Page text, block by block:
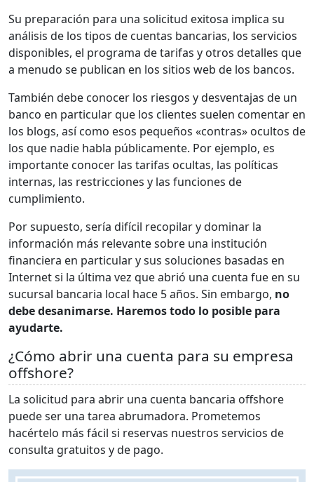
Su preparación para una solicitud exitosa implica su
análisis de los tipos de cuentas bancarias, los servicios
disponibles, el programa de tarifas y otros detalles que
a menudo se publican en los sitios web de los bancos.
También debe conocer los riesgos y desventajas de un
banco en particular que los clientes suelen comentar en
los blogs, así como esos pequeños «contras» ocultos de
los que nadie habla públicamente. Por ejemplo, es
importante conocer las tarifas ocultas, las políticas
internas, las restricciones y las funciones de
cumplimiento.
Por supuesto, sería difícil recopilar y dominar la
información más relevante sobre una institución
financiera en particular y sus soluciones basadas en
Internet si la última vez que abrió una cuenta fue en su
sucursal bancaria local hace 5 años. Sin embargo, no
debe desanimarse. Haremos todo lo posible para
ayudarte.
¿Cómo abrir una cuenta para su empresa
offshore?
La solicitud para abrir una cuenta bancaria offshore
puede ser una tarea abrumadora. Prometemos
hacértelo más fácil si reservas nuestros servicios de
consulta gratuitos y de pago.